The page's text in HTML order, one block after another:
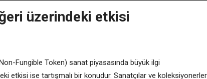
üzerindeki etkisi
Fungible Token) sanat piyasasında büyük ilgi
etkisi ise tartışmalı bir konudur. Sanatçılar ve koleksiyonerler